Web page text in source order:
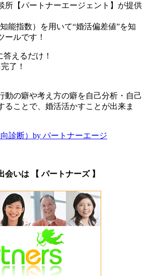
所【パートナーエージェント】が提供
能指数）を用いて“婚活偏差値”を知
ールです！
答えるだけ！
了！
動の癖や考え方の癖を自己分析・自己
ることで、婚活活かすことが出来ま
診断）by パートナーエージ
いは 【 パートナーズ 】